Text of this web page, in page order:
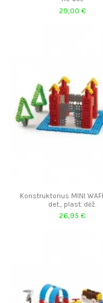
29,00 €
Konstruktorius MINI
det., plast. dėž.
26,95 €